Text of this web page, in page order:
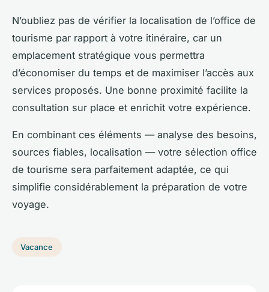
N’oubliez pas de vérifier la localisation de l’office de
tourisme par rapport à votre itinéraire, car un
emplacement stratégique vous permettra
d’économiser du temps et de maximiser l’accès aux
services proposés. Une bonne proximité facilite la
consultation sur place et enrichit votre expérience.
En combinant ces éléments — analyse des besoins,
sources fiables, localisation — votre sélection office
de tourisme sera parfaitement adaptée, ce qui
simplifie considérablement la préparation de votre
voyage.
Vacance